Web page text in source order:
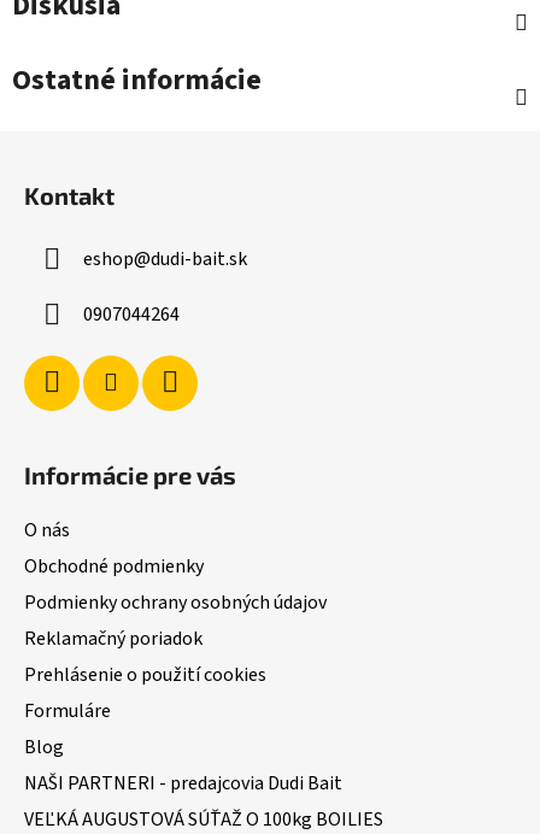
Ostatné informácie
Kontakt
eshop@dudi-bait.sk
0907044264
Informácie pre vás
O nás
Obchodné podmienky
Podmienky ochrany osobných údajov
Reklamačný poriadok
Prehlásenie o použití cookies
Formuláre
Blog
NAŠI PARTNERI - predajcovia Dudi Bait
VEĽKÁ AUGUSTOVÁ SÚŤAŽ O 100kg BOILIES